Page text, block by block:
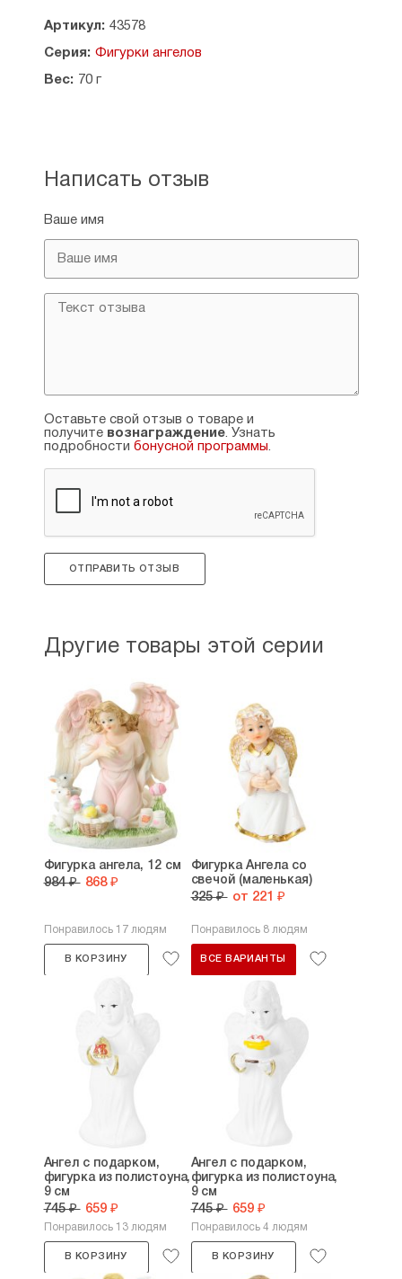
Артикул: 43578
Серия: Фигурки ангелов
Вес: 70 г
Написать отзыв
Ваше имя
Оставьте свой отзыв о товаре и
получите вознаграждение. Узнать
подробности бонусной программы.
ОТПРАВИТЬ ОТЗЫВ
Другие товары этой серии
Фигурка ангела, 12 см
984 ₽ 868 ₽
Понравилось 17 людям
В КОРЗИНУ
Фигурка Ангела со
свечой (маленькая)
325 ₽ от 221 ₽
Понравилось 8 людям
ВСЕ ВАРИАНТЫ
Ангел с подарком,
фигурка из полистоуна,
9 см
745 ₽ 659 ₽
Понравилось 13 людям
В КОРЗИНУ
Ангел с подарком,
фигурка из полистоуна,
9 см
745 ₽ 659 ₽
Понравилось 4 людям
В КОРЗИНУ